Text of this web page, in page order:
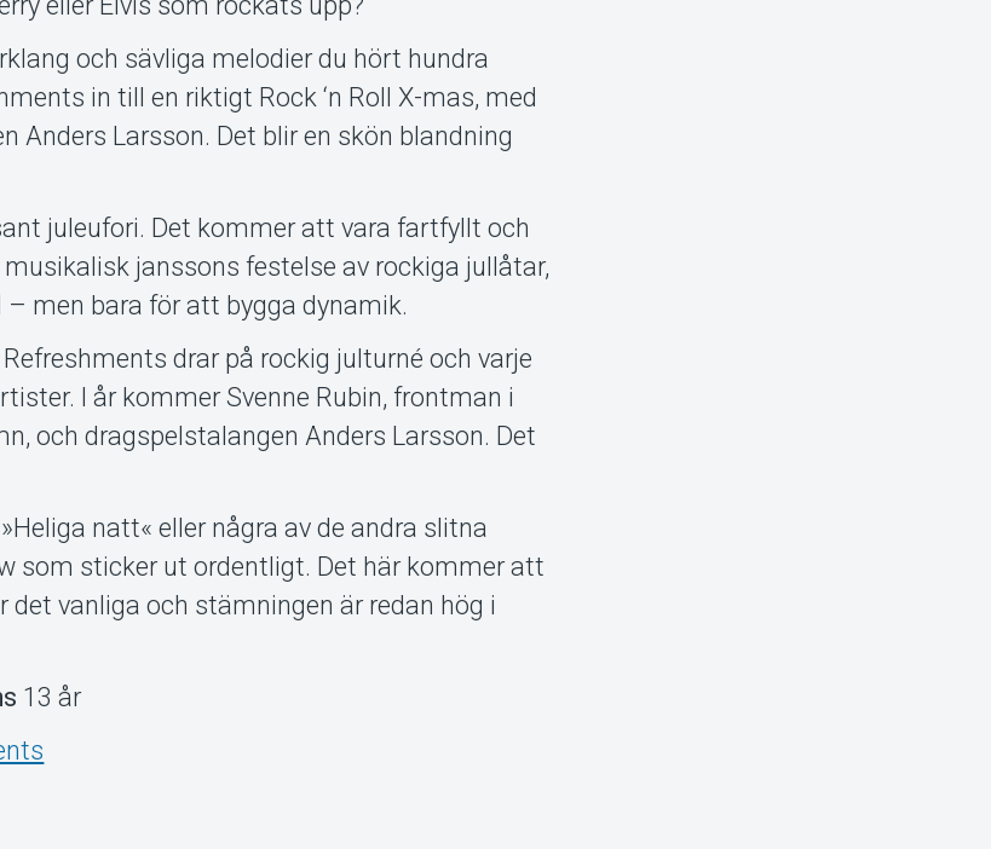
och sävliga melodier du hört hundra
in till en riktigt Rock ‘n Roll X-mas, med
Anders Larsson. Det blir en skön blandning
juleufori. Det kommer att vara fartfyllt och
janssons festelse av rockiga jullåtar,
men bara för att bygga dynamik.
drar på rockig julturné och varje
I år kommer Svenne Rubin, frontman i
och dragspelstalangen Anders Larsson. Det
natt« eller några av de andra slitna
som sticker ut ordentligt. Det här kommer att
det vanliga och stämningen är redan hög i
13 år